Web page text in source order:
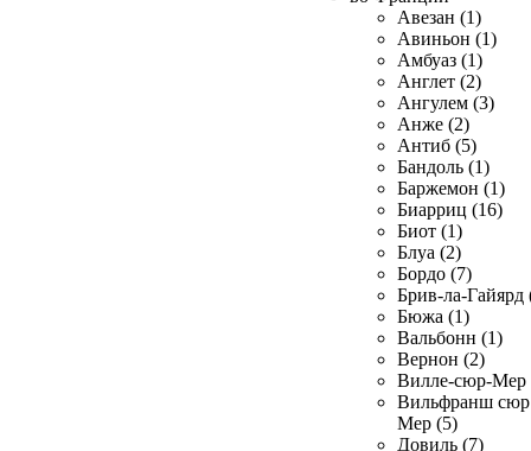
Авезан (1)
Авиньон (1)
Амбуаз (1)
Англет (2)
Ангулем (3)
Анже (2)
Антиб (5)
Бандоль (1)
Баржемон (1)
Биарриц (16)
Биот (1)
Блуа (2)
Бордо (7)
Брив-ла-Гайярд
Бюжа (1)
Вальбонн (1)
Вернон (2)
Вилле-сюр-Мер
Вильфранш сюр
Мер (5)
Довиль (7)